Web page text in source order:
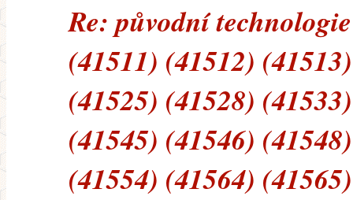
Re: původní
(41511) (41512)
(41525) (41528)
(41545) (41546)
(41554) (41564)